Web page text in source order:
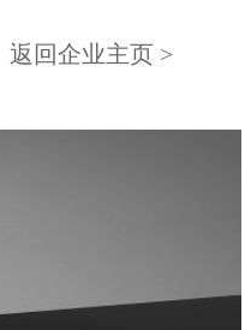
返回企业主页 >